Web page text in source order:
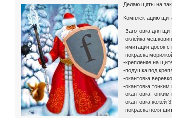
Делаю щиты на
Комплектацию
-Заготовка для
-оклейка
-имитация досок с
-покраска
-крепление на
-подушка под
-окантовка
-окантовка
-окантовка
-окантовка кожей
-покраска поля